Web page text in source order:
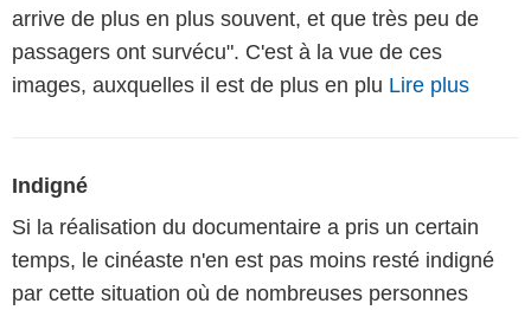
arrive de plus en plus souvent, et que très peu de
passagers ont survécu". C'est à la vue de ces
images, auxquelles il est de plus en plu Lire plus
Indigné
Si la réalisation du documentaire a pris un certain
temps, le cinéaste n'en est pas moins resté indigné
par cette situation où de nombreuses personnes